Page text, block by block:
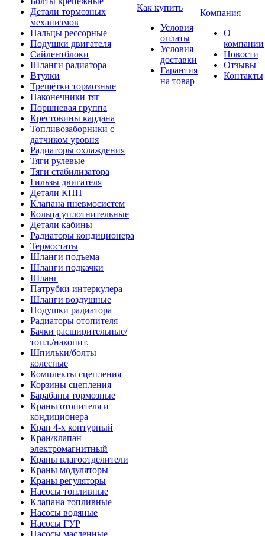
Детали тормозных
механизмов
Пальцы рессорные
Подушки двигателя
Сайлентблоки
Шланги радиатора
Втулки
Трещётки тормозные
Наконечники тяг
Поршневая группа
Крестовины кардана
Топливозаборники с
датчиком уровня
Радиаторы охлаждения
Тяги рулевые
Тяги стабилизатора
Гильзы двигателя
Детали КПП
Клапана пневмосистем
Кольца уплотнительные
Детали кабины
Радиаторы кондиционера
Термостаты
Шланги подъема
Шланги подкачки
Шланг
Патрубки интеркулера
Шланги воздушные
Подушки радиатора
Радиаторы отопителя
Бачки расширительные/
топл./накопит.
Шпильки/болты
колесные
Комплекты сцепления
Корзины сцепления
Барабаны тормозные
Краны отопителя и
кондиционера
Кран 4-х контурный
Кран/клапан
электромагнитный
Краны влагоотделители
Краны модуляторы
Краны регуляторы
Насосы топливные
Клапана топливные
Насосы водяные
Насосы ГУР
Насосы масленные
Как купить
Условия
оплаты
Условия
доставки
Гарантия
на товар
Компания
О
компании
Новости
Отзывы
Контакты